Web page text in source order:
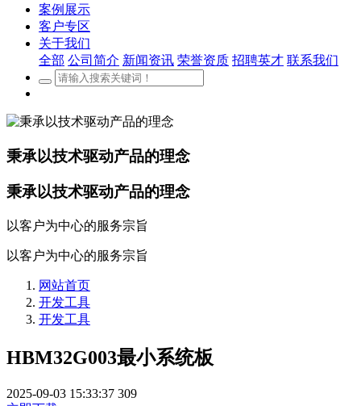
案例展示
客户专区
关于我们
全部 公司简介 新闻资讯 荣誉资质 招聘英才 联系我们
秉承以技术驱动产品的理念
秉承以技术驱动产品的理念
以客户为中心的服务宗旨
以客户为中心的服务宗旨
网站首页
开发工具
开发工具
HBM32G003最小系统板
2025-09-03 15:33:37 309